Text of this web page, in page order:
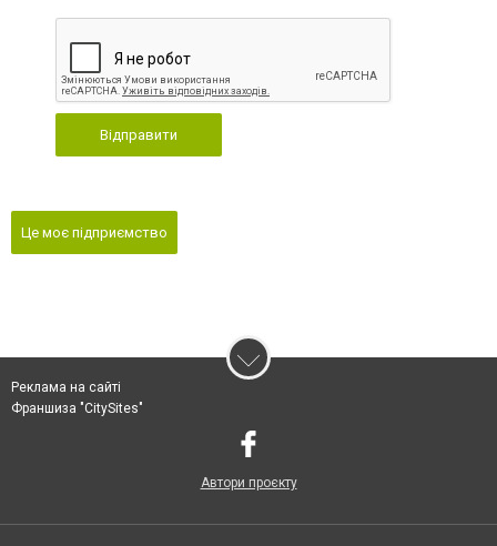
Відправити
Це моє підприємство
Реклама на сайті
Франшиза "CitySites"
Автори проєкту